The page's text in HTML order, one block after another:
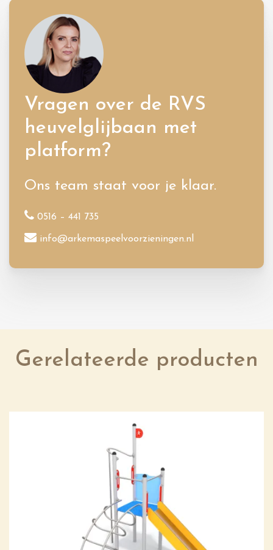
Vragen over de RVS
heuvelglijbaan met
platform?
Ons team staat voor je klaar.
0516 – 441 735
info@arkemaspeelvoorzieningen.nl
Gerelateerde producten